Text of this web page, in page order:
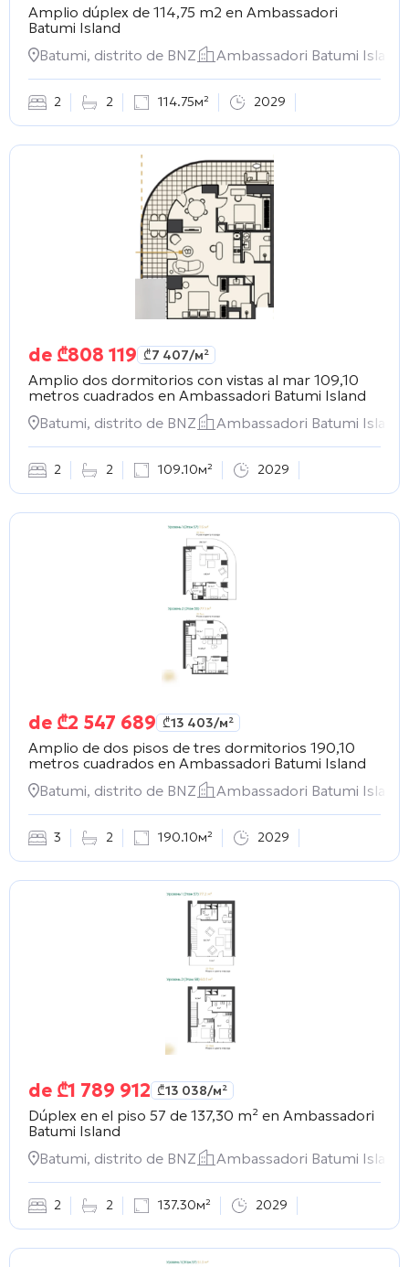
Amplio dúplex de 114,75 m2 en Ambassadori
Batumi Island
Batumi, distrito de BNZ
Ambassadori Batumi Island
2 2 114.75м² 2029
de ₾808 119 ₾7 407/м²
Amplio dos dormitorios con vistas al mar 109,10
metros cuadrados en Ambassadori Batumi Island
Batumi, distrito de BNZ
Ambassadori Batumi Island
2 2 109.10м² 2029
de ₾2 547 689 ₾13 403/м²
Amplio de dos pisos de tres dormitorios 190,10
metros cuadrados en Ambassadori Batumi Island
Batumi, distrito de BNZ
Ambassadori Batumi Island
3 2 190.10м² 2029
de ₾1 789 912 ₾13 038/м²
Dúplex en el piso 57 de 137,30 m² en Ambassadori
Batumi Island
Batumi, distrito de BNZ
Ambassadori Batumi Island
2 2 137.30м² 2029